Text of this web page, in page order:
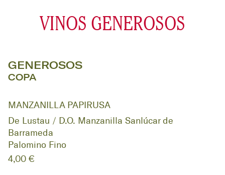
VINOS GENEROSOS
GENEROSOS
COPA
MANZANILLA PAPIRUSA
De Lustau / D.O. Manzanilla Sanlúcar de
Barrameda
Palomino Fino
4,00 €